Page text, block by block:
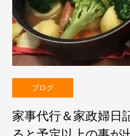
ブログ
家事代行＆家政婦日